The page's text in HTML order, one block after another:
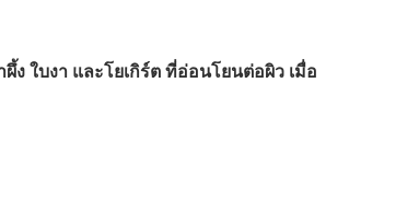
ใบงา และโยเกิร์ต ที่อ่อนโยนต่อผิว เมื่อ